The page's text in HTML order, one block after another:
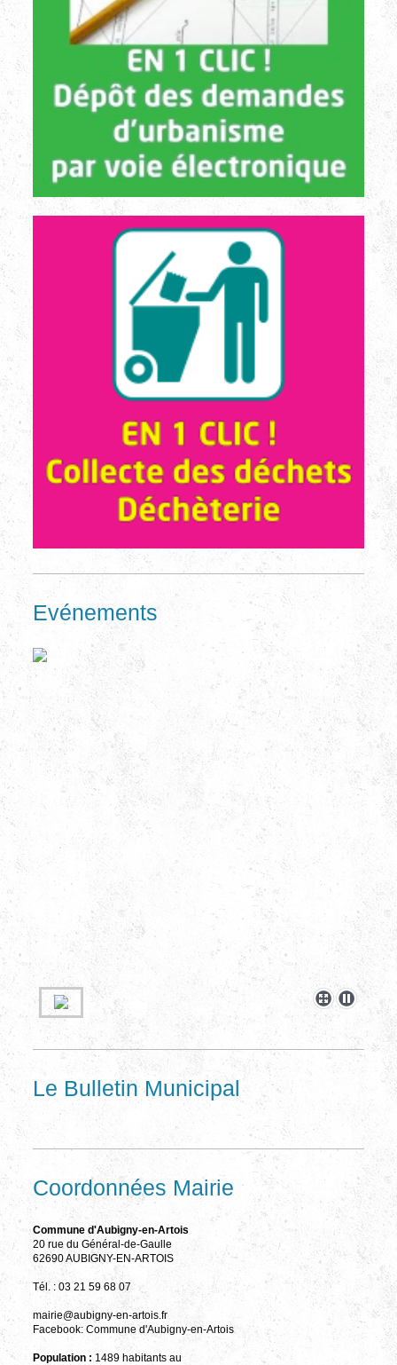
Evénements
Le Bulletin Municipal
Coordonnées Mairie
Commune d'Aubigny-en-Artois
20 rue du Général-de-Gaulle
62690 AUBIGNY-EN-ARTOIS
Tél. : 03 21 59 68 07
mairie@aubigny-en-artois.fr
Facebook: Commune d'Aubigny-en-Artois
Population : 1489 habitants au